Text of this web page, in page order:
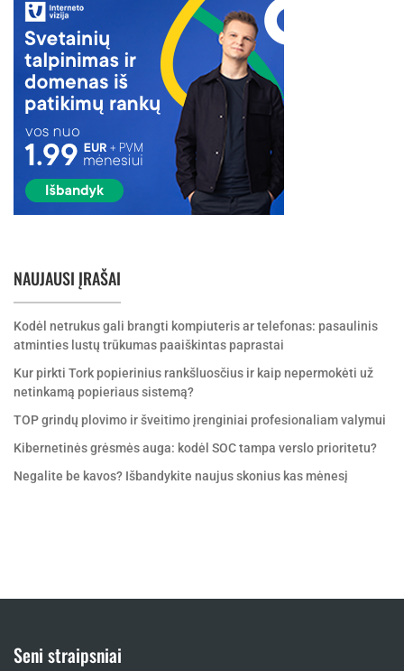
NAUJAUSI ĮRAŠAI
Kodėl netrukus gali brangti kompiuteris ar telefonas: pasaulinis
atminties lustų trūkumas paaiškintas paprastai
Kur pirkti Tork popierinius rankšluosčius ir kaip nepermokėti už
netinkamą popieriaus sistemą?
TOP grindų plovimo ir šveitimo įrenginiai profesionaliam valymui
Kibernetinės grėsmės auga: kodėl SOC tampa verslo prioritetu?
Negalite be kavos? Išbandykite naujus skonius kas mėnesį
Seni straipsniai